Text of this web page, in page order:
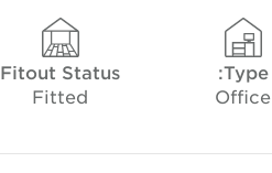
Type:
Office
Fitout Status
Fitted